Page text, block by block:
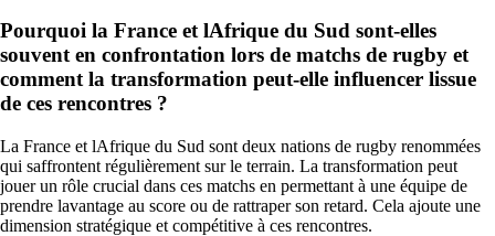
Pourquoi la France et lAfrique du Sud sont-elles
souvent en confrontation lors de matchs de rugby et
comment la transformation peut-elle influencer lissue
de ces rencontres ?
La France et lAfrique du Sud sont deux nations de rugby renommées
qui saffrontent régulièrement sur le terrain. La transformation peut
jouer un rôle crucial dans ces matchs en permettant à une équipe de
prendre lavantage au score ou de rattraper son retard. Cela ajoute une
dimension stratégique et compétitive à ces rencontres.